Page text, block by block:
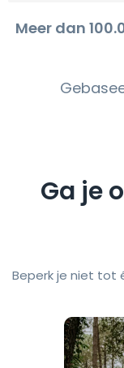
Meer dan
Ga je
Beperk je niet tot